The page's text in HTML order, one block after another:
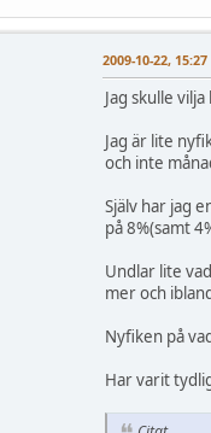
2009-10-22, 15:27
Jag skulle
Jag är lite
och inte
Själv har jag
på 8%(samt
Undlar lite
mer och
Nyfiken på
Har varit